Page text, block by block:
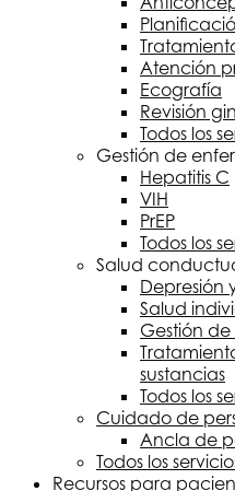
Atención
Ecografía
Revisión
Todos los
Gestión de
Hepatitis C
VIH
PrEP
Todos los
Salud
Depresión
Salud
Gestión
sustancias
Todos los
Cuidado de
Ancla de
Todos los
Recursos para